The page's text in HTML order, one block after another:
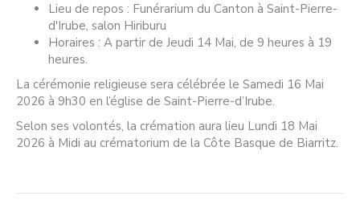
Lieu de repos : Funérarium du Canton à Saint-Pierre-
d'Irube, salon Hiriburu
Horaires : A partir de Jeudi 14 Mai, de 9 heures à 19
heures.
La cérémonie religieuse sera célébrée le Samedi 16 Mai
2026 à 9h30 en l’église de Saint-Pierre-d’Irube.
Selon ses volontés, la crémation aura lieu Lundi 18 Mai
2026 à Midi au crématorium de la Côte Basque de Biarritz.